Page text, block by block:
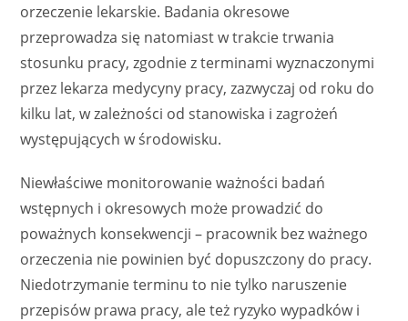
orzeczenie lekarskie. Badania okresowe
przeprowadza się natomiast w trakcie trwania
stosunku pracy, zgodnie z terminami wyznaczonymi
przez lekarza medycyny pracy, zazwyczaj od roku do
kilku lat, w zależności od stanowiska i zagrożeń
występujących w środowisku.
Niewłaściwe monitorowanie ważności badań
wstępnych i okresowych może prowadzić do
poważnych konsekwencji – pracownik bez ważnego
orzeczenia nie powinien być dopuszczony do pracy.
Niedotrzymanie terminu to nie tylko naruszenie
przepisów prawa pracy, ale też ryzyko wypadków i